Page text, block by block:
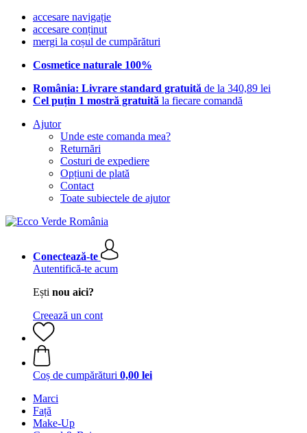
accesare navigație
accesare conținut
mergi la coșul de cumpărături
Cosmetice naturale 100%
România: Livrare standard gratuită de la 340,89 lei
Cel puțin 1 mostră gratuită la fiecare comandă
Ajutor
Unde este comanda mea?
Returnări
Costuri de expediere
Opțiuni de plată
Contact
Toate subiectele de ajutor
Conectează-te
Autentifică-te acum
Ești nou aici?
Creează un cont
Coș de cumpărături 0,00 lei
Marci
Față
Make-Up